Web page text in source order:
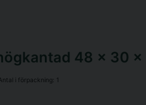
48 x 30 x
i förpackning: 1